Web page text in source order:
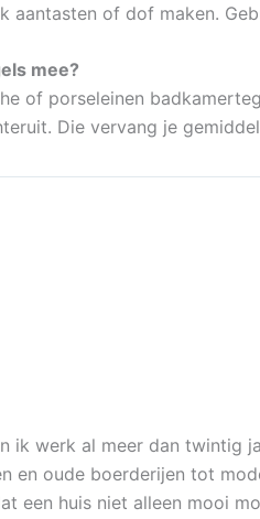
aantasten of dof maken.
mee?
of porseleinen
Die vervang je
ik werk al meer dan twintig
en oude boerderijen tot
een huis niet alleen mooi